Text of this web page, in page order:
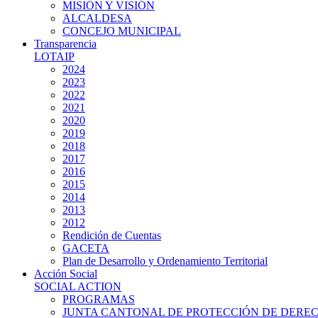
MISIÓN Y VISIÓN
ALCALDESA
CONCEJO MUNICIPAL
Transparencia
LOTAIP
2024
2023
2022
2021
2020
2019
2018
2017
2016
2015
2014
2013
2012
Rendición de Cuentas
GACETA
Plan de Desarrollo y Ordenamiento Territorial
Acción Social
SOCIAL ACTION
PROGRAMAS
JUNTA CANTONAL DE PROTECCIÓN DE